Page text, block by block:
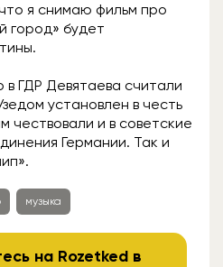
я снимаю фильм про
город» будет
ГДР Девятаева считали
установлен в честь
чествовали и в советские
Германии. Так и
музыка
на Rozetked в